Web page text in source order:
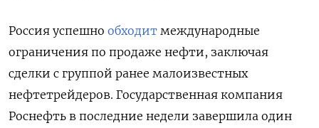
Россия успешно обходит международные
ограничения по продаже нефти, заключая
сделки с группой ранее малоизвестных
нефтетрейдеров. Государственная компания
Роснефть в последние недели завершила один